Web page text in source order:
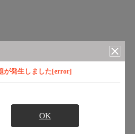
が発生しました[error]
OK